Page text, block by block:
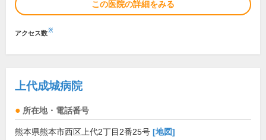
この医院の詳細をみる
アクセス数※
上代成城病院
所在地・電話番号
熊本県熊本市西区上代2丁目2番25号 [地図]